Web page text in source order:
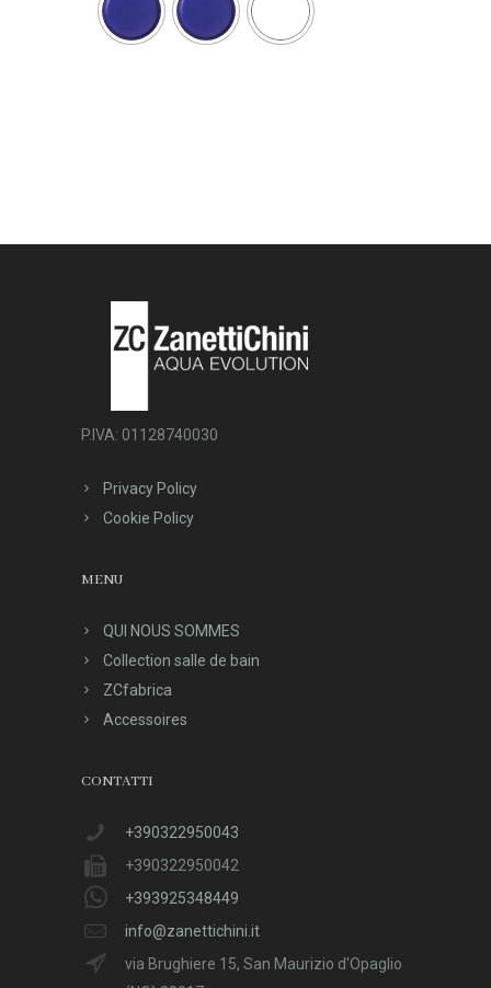
P.IVA: 01128740030
Privacy Policy
Cookie Policy
MENU
QUI NOUS SOMMES
Collection salle de bain
ZCfabrica
Accessoires
CONTATTI
+390322950043
+390322950042
+393925348449
info@zanettichini.it
via Brughiere 15, San Maurizio d'Opaglio